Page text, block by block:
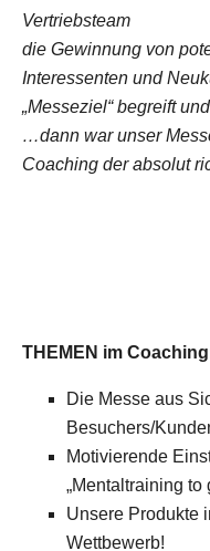
Vertriebsteam
die Gewinnung von
Interessenten und
„Messeziel“ begreift und
…dann war unser
Coaching der absolut
THEMEN im
Die Messe aus
Besuchers/
Motivierende
„Mentaltraining to
Unsere Produkte
Wettbewerb!